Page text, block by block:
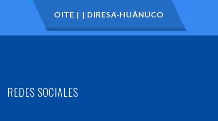
OITE | | DIRESA-HUÁNUCO
REDES SOCIALES